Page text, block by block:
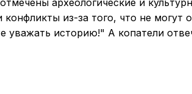
конфликты из-за того, что не
уважать историю!" А копатели